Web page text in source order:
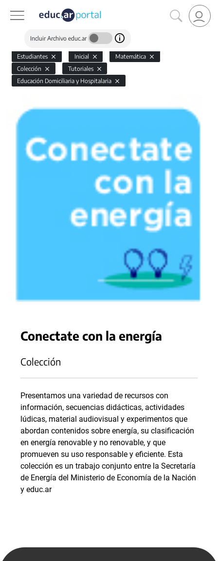
Incluir Archivo educ.ar
Estudiantes Inicial
Matemática
Colección
Tutoriales
Educación Domiciliaria y Hospitalaria
Conectate con la energía
Colección
Presentamos una variedad de recursos con
información, secuencias didácticas, actividades
lúdicas, material audiovisual y experimentos que
abordan contenidos sobre energía, su clasificación
en energía renovable y no renovable, y que
promueven su uso responsable y eficiente. Esta
colección es un trabajo conjunto entre la Secretaría
de Energía del Ministerio de Economía de la Nación
y educ.ar